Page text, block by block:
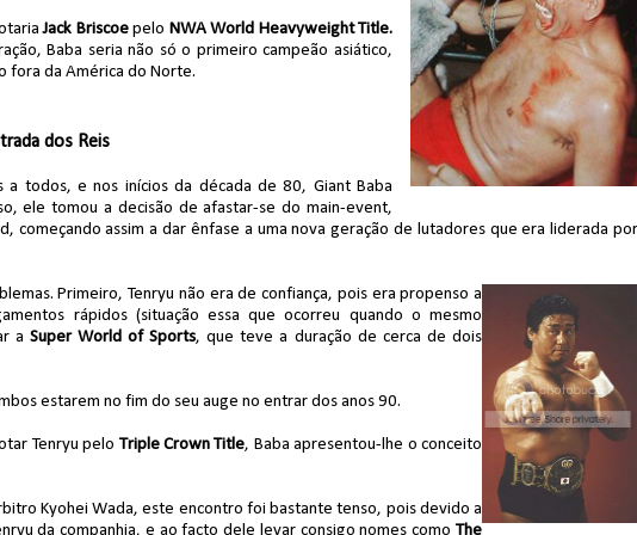
Jack Briscoepelo NWA World Heavyweight Title.
Baba seria não só o primeiro campeão asiático,
fora da América do Norte.
dos Reis
a todos, e nos inícios da década de 80, Giant Baba
ele tomou a decisão de afastar-se do main-event,
começando assim a dar ênfase a uma nova geração de lutadores que era liderada por
Primeiro, Tenryu não era de confiança, pois era propenso a
rápidos (situação essa que ocorreu quando o mesmo
a Super World of Sports, que teve a duração de cerca de dois
estarem no fim do seu auge no entrar dos anos 90.
Tenryu pelo Triple Crown Title, Baba apresentou-lhe o conceito
Kyohei Wada, este encontro foi bastante tenso, pois devido a
da companhia, e ao facto dele levar consigo nomes como The